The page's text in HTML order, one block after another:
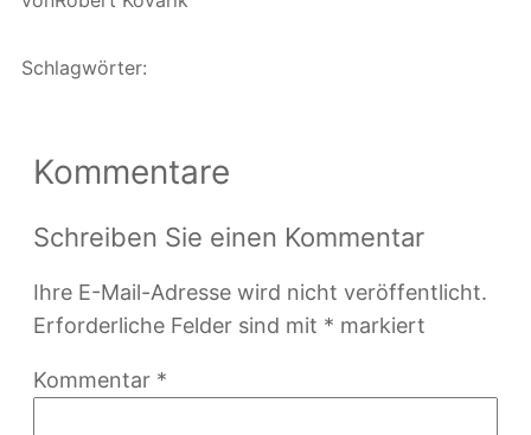
Schlagwörter:
Kommentare
Schreiben Sie einen Kommentar
Ihre E-Mail-Adresse wird nicht veröffentlicht.
Erforderliche Felder sind mit * markiert
Kommentar *